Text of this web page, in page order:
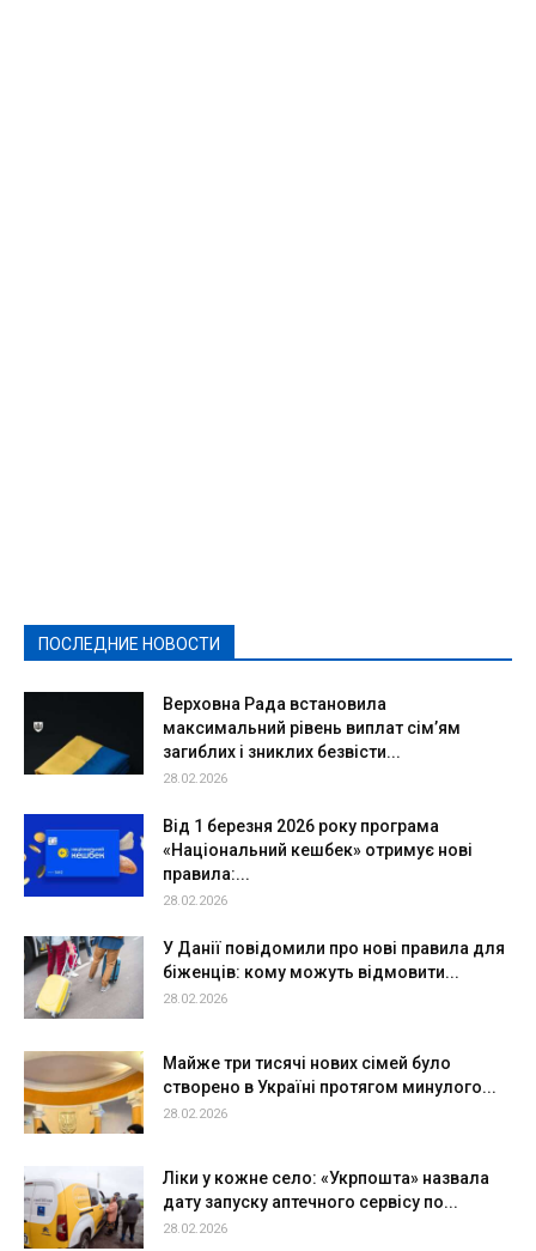
ПОСЛЕДНИЕ НОВОСТИ
Верховна Рада встановила
максимальний рівень виплат сім’ям
загиблих і зниклих безвісти...
28.02.2026
Від 1 березня 2026 року програма
«Національний кешбек» отримує нові
правила:...
28.02.2026
У Данії повідомили про нові правила для
біженців: кому можуть відмовити...
28.02.2026
Майже три тисячі нових сімей було
створено в Україні протягом минулого...
28.02.2026
Ліки у кожне село: «Укрпошта» назвала
дату запуску аптечного сервісу по...
28.02.2026